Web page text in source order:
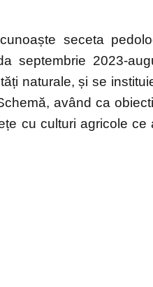
seceta
septembrie 2023-
naturale, și se
având ca
cu culturi agricole